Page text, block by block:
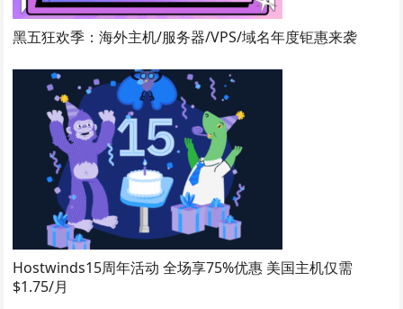
黑五狂欢季：海外主机/服务器/VPS/域名年度钜惠来袭
Hostwinds15周年活动 全场享75%优惠 美国主机仅需
$1.75/月